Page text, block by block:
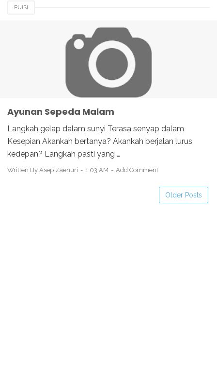
PUISI
Ayunan Sepeda Malam
Langkah gelap dalam sunyi Terasa senyap dalam
Kesepian Akankah bertanya? Akankah berjalan lurus
kedepan? Langkah pasti yang …
Written By Asep Zaenuri 1:03 AM Add Comment
Older Posts